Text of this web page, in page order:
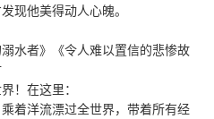
现他美得动人心魄。
水者》《令人难以置信的悲惨故
！在这里：
着洋流漂过全世界，带着所有经